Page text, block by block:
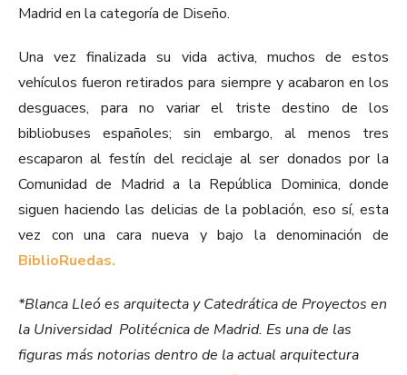
Madrid en la categoría de Diseño.
Una vez finalizada su vida activa, muchos de estos
vehículos fueron retirados para siempre y acabaron en los
desguaces, para no variar el triste destino de los
bibliobuses españoles; sin embargo, al menos tres
escaparon al festín del reciclaje al ser donados por la
Comunidad de Madrid a la República Dominica, donde
siguen haciendo las delicias de la población, eso sí, esta
vez con una cara nueva y bajo la denominación de
BiblioRuedas.
*Blanca Lleó es arquitecta y Catedrática de Proyectos en
la Universidad Politécnica de Madrid. Es una de las
figuras más notorias dentro de la actual arquitectura